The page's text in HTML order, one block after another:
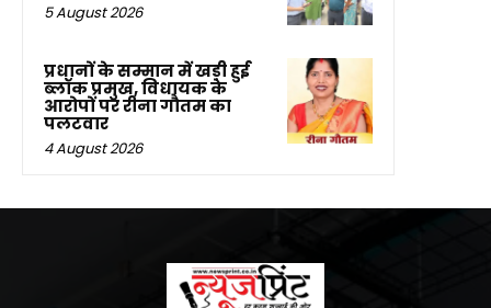
5 August 2026
प्रधानों के सम्मान में खड़ी हुई
ब्लॉक प्रमुख, विधायक के
आरोपों पर रीना गौतम का
पलटवार
4 August 2026